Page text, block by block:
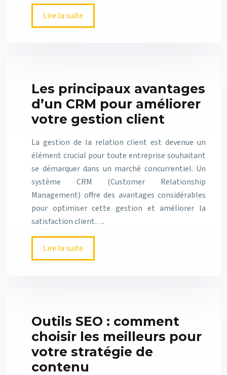
Lire la suite
Les principaux avantages
d’un CRM pour améliorer
votre gestion client
La gestion de la relation client est devenue un
élément crucial pour toute entreprise souhaitant
se démarquer dans un marché concurrentiel. Un
système CRM (Customer Relationship
Management) offre des avantages considérables
pour optimiser cette gestion et améliorer la
satisfaction client….
Lire la suite
Outils SEO : comment
choisir les meilleurs pour
votre stratégie de
contenu